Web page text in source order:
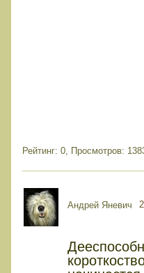
Рейтинг: 0, Просмотров:
Андрей Яневич